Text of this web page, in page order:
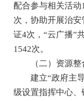
配合参与相关活
次，协助开展治
证4次，“云广播”
1542次。
（二）资源
建立“政府主
级设置指挥中心